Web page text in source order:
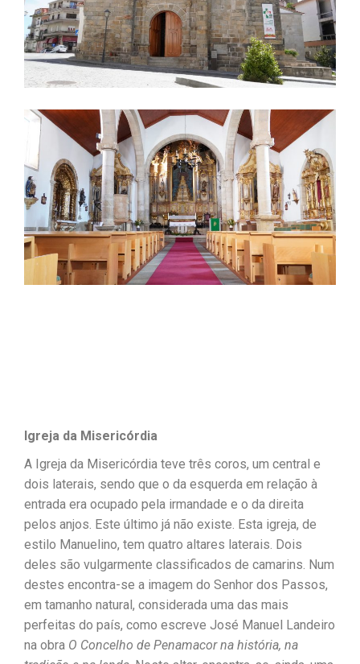
Igreja da Misericórdia
A Igreja da Misericórdia teve três coros, um central e
dois laterais, sendo que o da esquerda em relação à
entrada era ocupado pela irmandade e o da direita
pelos anjos. Este último já não existe. Esta igreja, de
estilo Manuelino, tem quatro altares laterais. Dois
deles são vulgarmente classificados de camarins. Num
destes encontra-se a imagem do Senhor dos Passos,
em tamanho natural, considerada uma das mais
perfeitas do país, como escreve José Manuel Landeiro
na obra O Concelho de Penamacor na história, na